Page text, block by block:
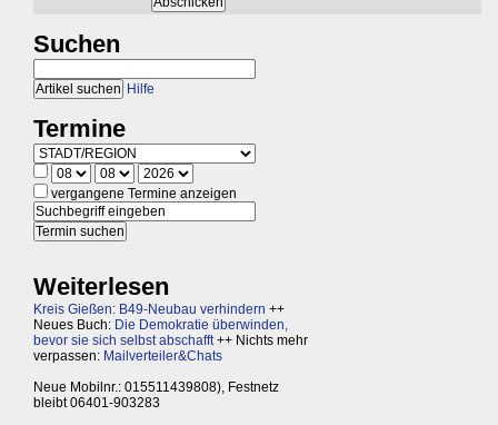
Suchen
Hilfe
Termine
vergangene Termine anzeigen
Weiterlesen
Kreis Gießen: B49-Neubau verhindern ++
Neues Buch: Die Demokratie überwinden,
bevor sie sich selbst abschafft++ Nichts mehr
verpassen: Mailverteiler&Chats
Neue Mobilnr.: 015511439808), Festnetz
bleibt 06401-903283